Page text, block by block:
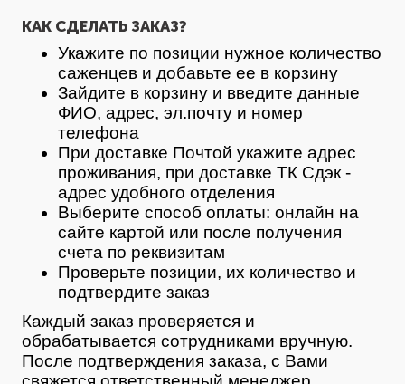
КАК СДЕЛАТЬ ЗАКАЗ?
Укажите по позиции нужное количество
саженцев и добавьте ее в корзину
Зайдите в корзину и введите данные
ФИО, адрес, эл.почту и номер
телефона
При доставке Почтой укажите адрес
проживания, при доставке ТК Сдэк -
адрес удобного отделения
Выберите способ оплаты: онлайн на
сайте картой или после получения
счета по реквизитам
Проверьте позиции, их количество и
подтвердите заказ
Каждый заказ проверяется и
обрабатывается сотрудниками вручную.
После подтверждения заказа, с Вами